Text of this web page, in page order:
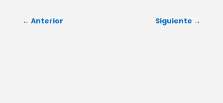
← Anterior Siguiente →